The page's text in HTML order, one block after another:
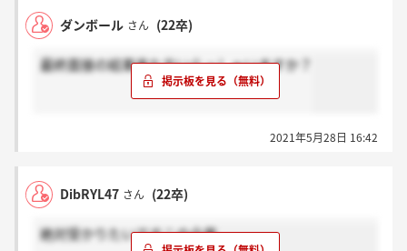
ダンボール さん (22卒)
最終面接の結果来た方いらっしゃいますか？
2021年5月28日 16:42
DibRYL47 さん (22卒)
絶対受かりたいですこの企業